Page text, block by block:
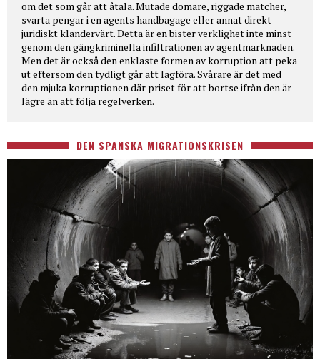
om det som går att åtala. Mutade domare, riggade matcher,
svarta pengar i en agents handbagage eller annat direkt
juridiskt klandervärt. Detta är en bister verklighet inte minst
genom den gängkriminella infiltrationen av agentmarknaden.
Men det är också den enklaste formen av korruption att peka
ut eftersom den tydligt går att lagföra. Svårare är det med
den mjuka korruptionen där priset för att bortse ifrån den är
lägre än att följa regelverken.
DEN SPANSKA MIGRATIONSKRISEN